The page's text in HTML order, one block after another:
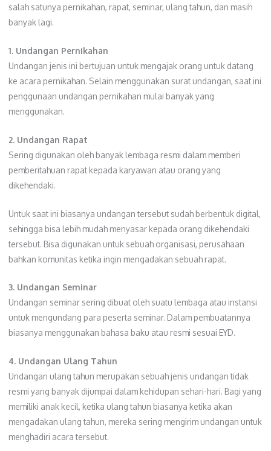
salah satunya pernikahan, rapat, seminar, ulang tahun, dan masih
banyak lagi.
1. Undangan Pernikahan
Undangan jenis ini bertujuan untuk mengajak orang untuk datang
ke acara pernikahan. Selain menggunakan surat undangan, saat ini
penggunaan undangan pernikahan mulai banyak yang
menggunakan.
2. Undangan Rapat
Sering digunakan oleh banyak lembaga resmi dalam memberi
pemberitahuan rapat kepada karyawan atau orang yang
dikehendaki.
Untuk saat ini biasanya undangan tersebut sudah berbentuk digital,
sehingga bisa lebih mudah menyasar kepada orang dikehendaki
tersebut. Bisa digunakan untuk sebuah organisasi, perusahaan
bahkan komunitas ketika ingin mengadakan sebuah rapat.
3. Undangan Seminar
Undangan seminar sering dibuat oleh suatu lembaga atau instansi
untuk mengundang para peserta seminar. Dalam pembuatannya
biasanya menggunakan bahasa baku atau resmi sesuai EYD.
4. Undangan Ulang Tahun
Undangan ulang tahun merupakan sebuah jenis undangan tidak
resmi yang banyak dijumpai dalam kehidupan sehari-hari. Bagi yang
memiliki anak kecil, ketika ulang tahun biasanya ketika akan
mengadakan ulang tahun, mereka sering mengirim undangan untuk
menghadiri acara tersebut.